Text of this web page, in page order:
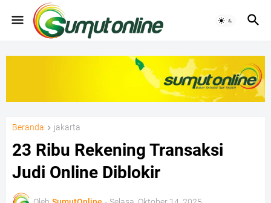
Beranda jakarta
23 Ribu Rekening Transaksi
Judi Online Diblokir